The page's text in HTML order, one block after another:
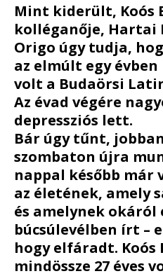
Mint kiderült, Koós
kolléganője, Hartai
Origo úgy tudja,
az elmúlt egy
volt a Budaörsi
Az évad végére
depressziós lett.
Bár úgy tűnt,
szombaton újra
nappal később már
az életének, amely
és amelynek okáról
búcsúlevélben írt –
hogy elfáradt. Koós
mindössze 27 éves